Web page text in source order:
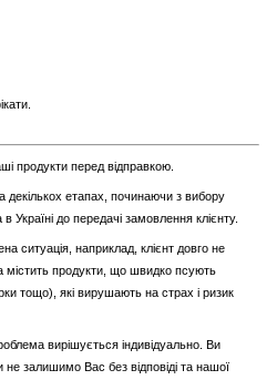
продукти перед відправкою.
декількох етапах, починаючи з вибору
Україні до передачі замовлення клієнту.
ситуація, наприклад, клієнт довго не
містить продукти, що швидко псують
тощо), які вирушають на страх і ризик
вирішується індивідуально. Ви
залишимо Вас без відповіді та нашої